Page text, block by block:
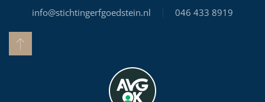
info@stichtingerfgoedstein.nl 046 433 8919